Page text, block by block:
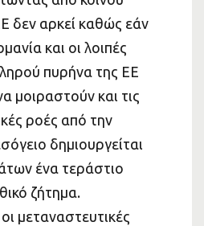
δεν αρκεί καθώς εάν
και οι λοιπές
πυρήνα της ΕΕ
μοιραστούν και τις
ροές από την
δημιουργείται
ένα τεράστιο
ζήτημα.
μεταναστευτικές